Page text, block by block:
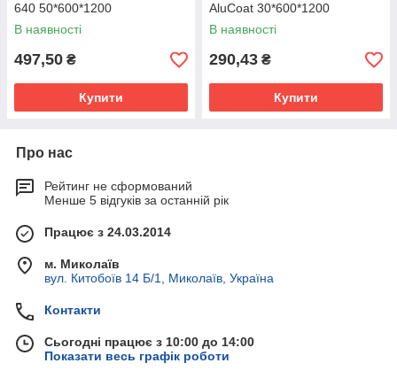
640 50*600*1200
В наявності
497,50 ₴
Купити
AluCoat 30*600*1200
В наявності
290,43 ₴
Купити
Про нас
Рейтинг не сформований
Менше 5 відгуків за останній рік
Працює з 24.03.2014
м. Миколаїв
вул. Китобоїв 14 Б/1, Миколаїв, Україна
Контакти
Сьогодні працює з 10:00 до 14:00
Показати весь графік роботи